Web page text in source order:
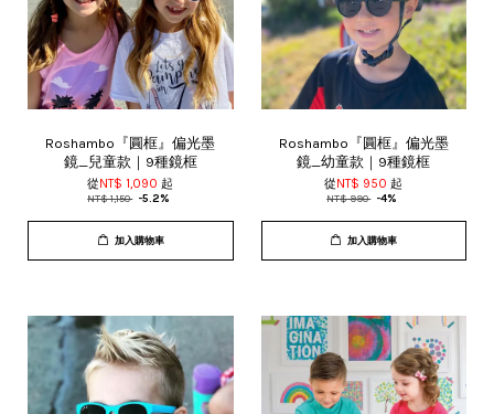
Roshambo『圓框』偏光墨
鏡_兒童款｜9種鏡框
從NT$ 1,090起
NT$ 1,150 -5.2%
加入購物車
Roshambo『圓框』偏光墨
鏡_幼童款｜9種鏡框
從NT$ 950起
NT$ 990 -4%
加入購物車